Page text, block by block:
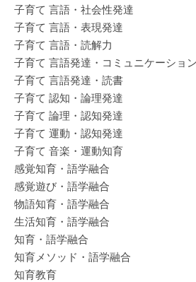
子育て 言語・社会性発達
子育て 言語・表現発達
子育て 言語・読解力
子育て 言語発達・コミュニケーション
子育て 言語発達・読書
子育て 認知・論理発達
子育て 論理・認知発達
子育て 運動・認知発達
子育て 音楽・運動知育
感覚知育・語学融合
感覚遊び・語学融合
物語知育・語学融合
生活知育・語学融合
知育・語学融合
知育メソッド・語学融合
知育教育